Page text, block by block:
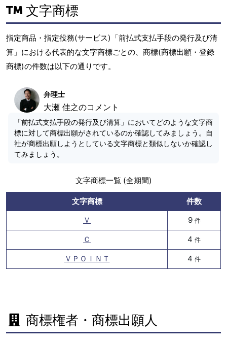
文字商標
指定商品・指定役務(サービス)「前払式支払手段の発行及び清
算」における代表的な文字商標ごとの、商標(商標出願・登録
商標)の件数は以下の通りです。
弁理士
大瀬 佳之のコメント
「前払式支払手段の発行及び清算」においてどのような文字商
標に対して商標出願がされているのか確認してみましょう。自
社が商標出願しようとしている文字商標と類似しないか確認し
てみましょう。
文字商標一覧 (全期間)
文字商標
件数
Ｖ
9 件
Ｃ 4 件
ＶＰＯＩＮＴ 4 件
商標権者・商標出願人